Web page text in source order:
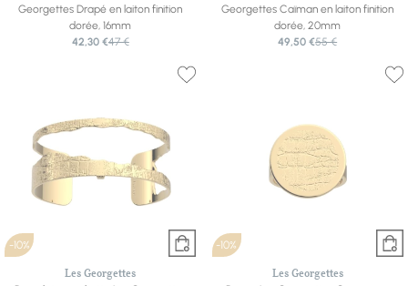
Georgettes Drapé en laiton finition
dorée, 16mm
42,30 €47 €
Georgettes Caïman en laiton finition
dorée, 20mm
49,50 €55 €
-10%
Les Georgettes
-10%
Les Georgettes